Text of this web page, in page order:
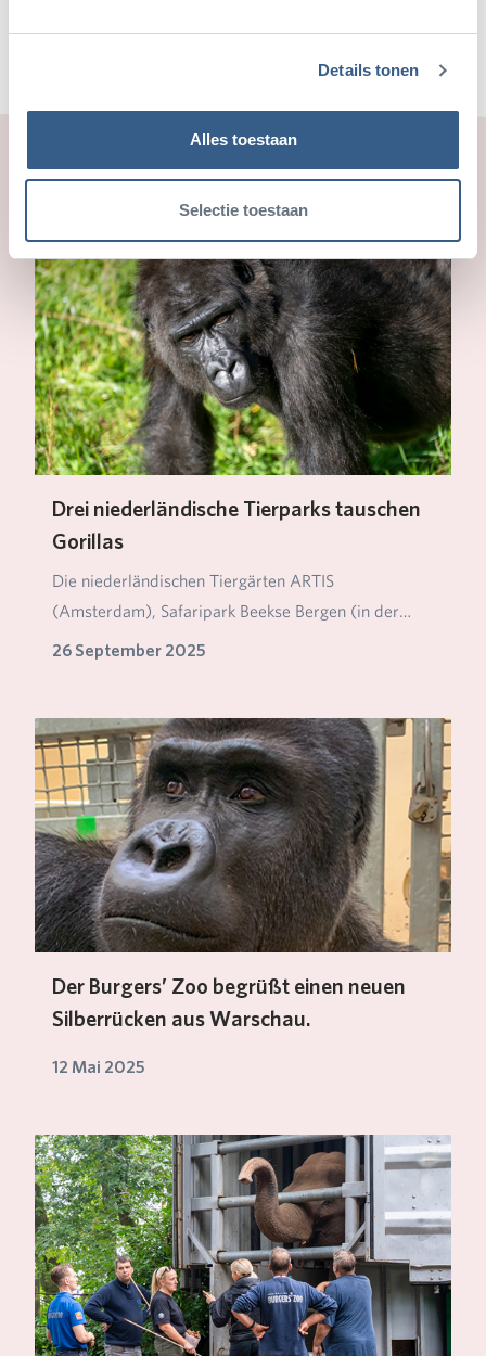
Details tonen
Alles toestaan
Selectie toestaan
Auch schön
Drei niederländische Tierparks tauschen
Gorillas
Die niederländischen Tiergärten ARTIS
(Amsterdam), Safaripark Beekse Bergen (in der
Nähe von Tilburg…
26 September 2025
Der Burgers’ Zoo begrüßt einen neuen
Silberrücken aus Warschau.
12 Mai 2025